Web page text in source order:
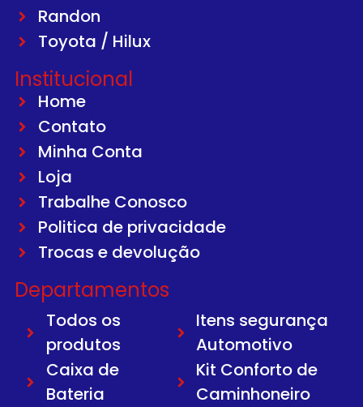
Randon
Toyota / Hilux
Institucional
Home
Contato
Minha Conta
Loja
Trabalhe Conosco
Politica de privacidade
Trocas e devolução
Departamentos
Todos os
produtos
Caixa de
Bateria
Itens segurança
Automotivo
Kit Conforto de
Caminhoneiro